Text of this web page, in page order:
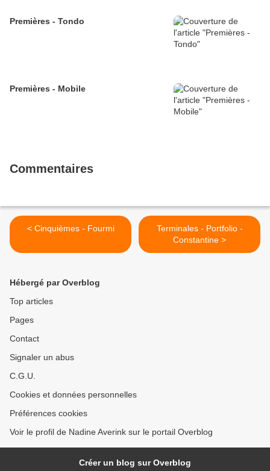
Premières - Tondo
Premières - Mobile
Commentaires
< Cinquièmes - Fourmi
Terminales - Portfolio -
Constantine >
Hébergé par Overblog
Top articles
Pages
Contact
Signaler un abus
C.G.U.
Cookies et données personnelles
Préférences cookies
Voir le profil de Nadine Averink sur le portail Overblog
Créer un blog sur Overblog